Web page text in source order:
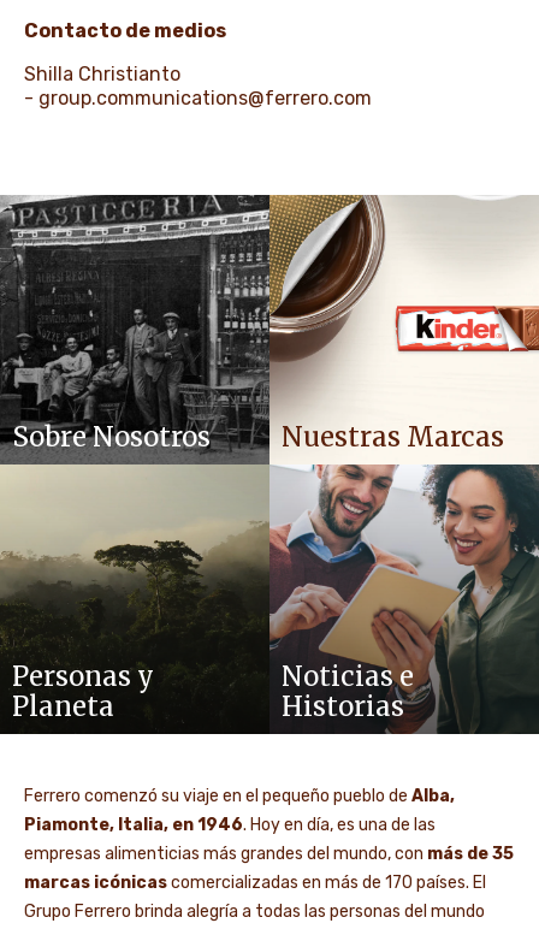
Contacto de medios
Shilla Christianto
- group.communications@ferrero.com
Sobre Nosotros Nuestras Marcas
Personas y
Planeta
Noticias e
Historias
Ferrero comenzó su viaje en el pequeño pueblo de Alba,
Piamonte, Italia, en 1946. Hoy en día, es una de las
empresas alimenticias más grandes del mundo, con más de 35
marcas icónicascomercializadas en más de 170 países. El
Grupo Ferrero brinda alegría a todas las personas del mundo